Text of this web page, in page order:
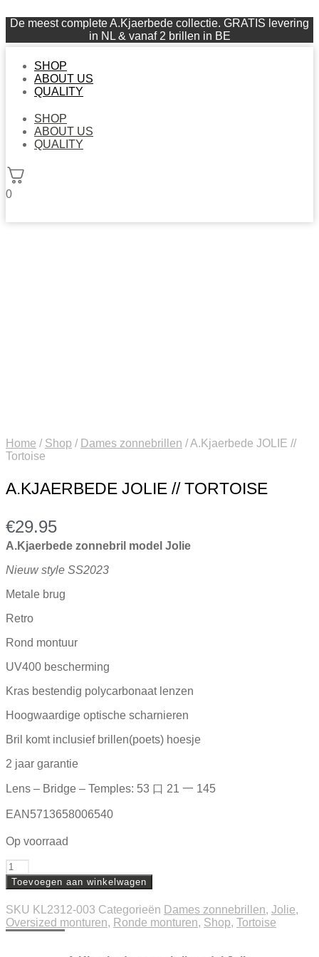
De meest complete A.Kjaerbede collectie. GRATIS levering
in NL & vanaf 2 brillen in BE
SHOP
ABOUT US
QUALITY
SHOP
ABOUT US
QUALITY
0
Home / Shop / Dames zonnebrillen /A.Kjaerbede JOLIE //
Tortoise
A.KJAERBEDE JOLIE // TORTOISE
€29.95
A.Kjaerbede zonnebril model Jolie
Nieuw style SS2023
Metale brug
Retro
Rond montuur
UV400 bescherming
Kras bestendig polycarbonaat lenzen
Hoogwaardige optische scharnieren
Bril komt inclusief brillen(poets) hoesje
2 jaar garantie
Lens – Bridge – Temples: 53 口 21 一 145
EAN5713658006540
Op voorraad
Aantal
Toevoegen aan winkelwagen
SKU KL2312-003 Categorieën Dames zonnebrillen, Jolie,
Oversized monturen, Ronde monturen, Shop, Tortoise